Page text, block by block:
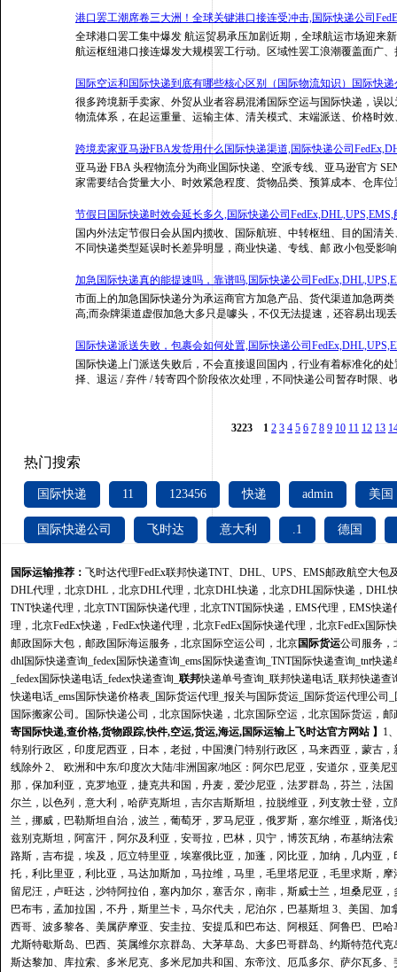
港口罢工潮席卷三大洲！全球关键港口接连受冲击,国际快递公司
全球港口罢工集中爆发 航运贸易承压加剧近期，全球航运市场迎来
航运枢纽港口接连爆发大规模罢工行动。区域性罢工浪潮覆盖面广
国际空运和国际快递到底有哪些核心区别（国际物流知识）国际快递
很多跨境新手卖家、外贸从业者容易混淆国际空运与国际快递，误
物流体系，在起运重量、运输主体、清关模式、末端派送、价格时
跨境卖家亚马逊FBA发货用什么国际快递渠道,国际快递公司
亚马逊 FBA 头程物流分为商业国际快递、空派专线、亚马逊官方
家需要结合货量大小、时效紧急程度、货物品类、预算成本、仓库
节假日国际快递时效会延长多久,国际快递公司FedEx,DHL,UPS,EMS,
国内外法定节假日会从国内揽收、国际航班、中转枢纽、目的国清
不同快递类型延误时长差异明显，商业快递、专线、邮 政小包受影
加急国际快递真的能提速吗，靠谱吗,国际快递公司
市面上的加急国际快递分为承运商官方加急产品、货代渠道加急两
高;而杂牌渠道虚假加急大多只是噱头，不仅无法提速，还容易出现
国际快递派送失败，包裹会如何处置,国际快递公司
国际快递上门派送失败后，不会直接退回国内，行业有着标准化的
择、退运 / 弃件 / 转寄四个阶段依次处理，不同快递公司暂存时限、
3223 1 2 3 4 5 6 7 8 9 10 11 12 13
热门搜索
国际快递 11 123456 快递 admin 美国
国际快递公司 飞时达 意大利 .1 德国
国际运输推荐： 飞时达代理FedEx联邦快递TNT、DHL、UPS、EMS邮政航空大包
DHL代理，北京DHL，北京DHL代理，北京DHL快递，北京DHL国际快递，DHL
TNT快递代理，北京TNT国际快递代理，北京TNT国际快递， EMS代理，EMS快递
理，北京FedEx快递，FedEx快递代理，北京FedEx国际快递代理，北京FedEx国
邮政国际大包，邮政国际海运服务，北京国际空运公司，北京国际货运公司服务，
dhl国际快递查询_fedex国际快递查询_ems国际快递查询_TNT国际快递查询_tnt快
_fedex国际快递电话_fedex快递查询_ 联邦快递单号查询_联邦快递电话_联邦快递查
快递电话_ems国际快递价格表_国际货运代理_报关与国际货运_国际货运代理公
国际搬家公司。国际快递公司，北京国际快递，北京国际空运，北京国际货运，
寄国际快递,查价格,货物跟踪,快件,空运,货运,海运,国际运输上飞时达官方网站 】 1
特别行政区，印度尼西亚，日本，老挝，中国澳门特别行政区，马来西亚，蒙古
线除外 2、 欧洲和中东/印度次大陆/非洲国家/地区：阿尔巴尼亚，安道尔，亚美
那，保加利亚，克罗地亚，捷克共和国，丹麦，爱沙尼亚，法罗群岛，芬兰，法
尔兰，以色列，意大利，哈萨克斯坦，吉尔吉斯斯坦，拉脱维亚，列支敦士登，
兰，挪威，巴勒斯坦自治，波兰，葡萄牙，罗马尼亚，俄罗斯，塞尔维亚，斯洛
兹别克斯坦，阿富汗，阿尔及利亚，安哥拉，巴林，贝宁，博茨瓦纳，布基纳法
路斯，吉布提，埃及，厄立特里亚，埃塞俄比亚，加蓬，冈比亚，加纳，几内亚
托，利比里亚，利比亚，马达加斯加，马拉维，马里，毛里塔尼亚，毛里求斯，
留尼汪，卢旺达，沙特阿拉伯，塞内加尔，塞舌尔，南非，斯威士兰，坦桑尼亚
巴布韦，孟加拉国，不丹，斯里兰卡，马尔代夫，尼泊尔，巴基斯坦 3、美国、
西哥、波多黎各、美属萨摩亚、安圭拉、安提瓜和巴布达、阿根廷、阿鲁巴、巴
尤斯特歇斯岛、巴西、英属维尔京群岛、大茅草岛、大多巴哥群岛、约斯特范代
斯达黎加、库拉索、多米尼克、多米尼加共和国、东帝汶、厄瓜多尔、萨尔瓦多